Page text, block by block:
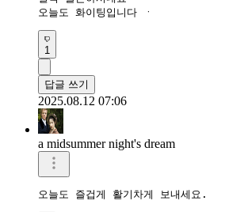
오늘도 화이팅입니다 ㆍ
1
답글 쓰기
2025.08.12 07:06
a midsummer night's dream
오늘도 즐겁게 활기차게 보내세요.